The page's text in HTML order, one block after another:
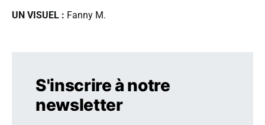
UN VISUEL : Fanny M.
S'inscrire à notre
newsletter